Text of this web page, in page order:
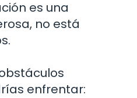
es una
no está
enfrentar: